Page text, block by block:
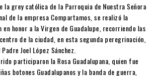
la grey católica de la Parroquia de Nuestra Señora
de la empresa Compartamos, se realizó la
en honor a la Virgen de Guadalupe, recorriendo las
de la ciudad, en esta segunda peregrinación,
Joel López Sánchez.
participaron la Rosa Guadalupana, quien fue
botones Guadalupanos y la banda de guerra,